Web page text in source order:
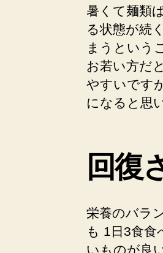
暑くて麺類
る状態が続
まうという
お若い方だ
やすいです
になると思
回復
栄養のバラ
も 1日3食
いものが良